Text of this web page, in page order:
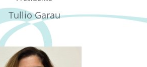
Tullio Garau